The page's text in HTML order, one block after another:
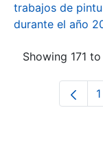
trabajos de
durante el año
Showing 171
1